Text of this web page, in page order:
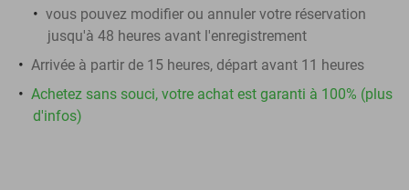
vous pouvez modifier ou annuler votre réservation
jusqu'à 48 heures avant l'enregistrement
Arrivée à partir de 15 heures, départ avant 11 heures
Achetez sans souci, votre achat est garanti à 100% (plus
d'infos)